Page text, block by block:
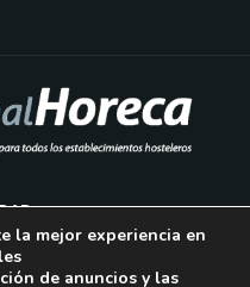
la mejor experiencia en
de anuncios y las